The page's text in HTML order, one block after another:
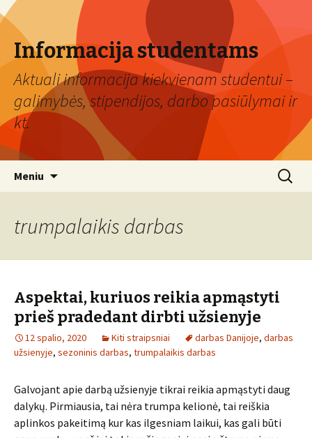
Informacija studentams
Aktuali informacija kiekvienam studentui –
galimybės, stipendijos, darbo pasiūlymai ir
kt.
Meniu Ieškoti:
trumpalaikis darbas
Aspektai, kuriuos reikia apmąstyti
prieš pradedant dirbti užsienyje
12 spalio, 2020 Kiti straipsniai darbas Danijoje, darbas
užsienyje, sezoninis darbas, trumpalaikis darbas
Galvojant apie darbą užsienyje tikrai reikia apmąstyti daug
dalykų. Pirmiausia, tai nėra trumpa kelionė, tai reiškia
aplinkos pakeitimą kur kas ilgesniam laikui, kas gali būti